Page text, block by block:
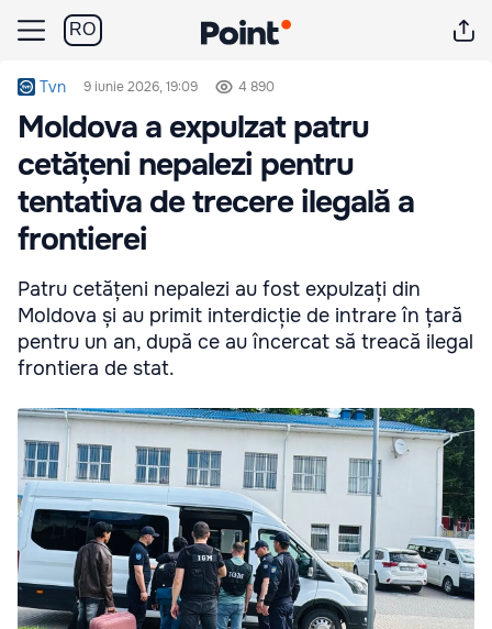
RO
Tvn 9 iunie 2026, 19:09 4 890
Moldova a expulzat patru
cetățeni nepalezi pentru
tentativa de trecere ilegală a
frontierei
Patru cetățeni nepalezi au fost expulzați din
Moldova și au primit interdicție de intrare în țară
pentru un an, după ce au încercat să treacă ilegal
frontiera de stat.